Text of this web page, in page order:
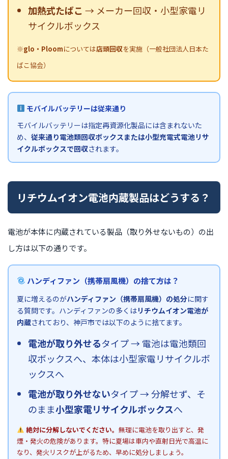
加熱式たばこ → メーカー回収・小型家電リ
サイクルボックス
※glo・Ploomについては店頭回収を実施（一般社団法人日本た
ばこ協会）
モバイルバッテリーは従来通り
モバイルバッテリーは指定再資源化製品には含まれないた
め、 従来通り電池類回収ボックスまたは小型充電式電池リサ
イクルボックスで回収されます。
リチウムイオン電池内蔵製品はどうする？
電池が本体に内蔵されている製品（取り外せないもの）の出
し方は以下の通りです。
ハンディファン（携帯扇風機）の捨て方は？
夏に増えるのがハンディファン（携帯扇風機）の処分に関す
る質問です。ハンディファンの多くはリチウムイオン電池が
内蔵されており、神戸市では以下のように捨てます。
電池が取り外せるタイプ → 電池は電池類回
収ボックスへ、本体は小型家電リサイクルボ
ックスへ
電池が取り外せないタイプ → 分解せず、そ
のまま小型家電リサイクルボックスへ
絶対に分解しないでください。 無理に電池を取り出すと、発
煙・発火の危険があります。特に夏場は車内や直射日光で高温に
なり、発火リスクが上がるため、早めに処分しましょう。